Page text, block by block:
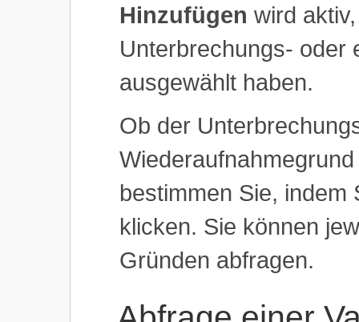
Hinzufügen wird
Unterbrechungs- oder
ausgewählt haben.
Ob der
bestimmen Sie, indem
klicken. Sie können
Gründen abfragen.